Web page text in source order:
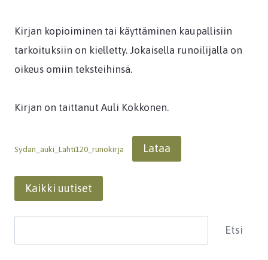
Kirjan kopioiminen tai käyttäminen kaupallisiin
tarkoituksiin on kielletty. Jokaisella runoilijalla on
oikeus omiin teksteihinsä.
Kirjan on taittanut Auli Kokkonen.
Sydan_auki_Lahti120_runokirja Lataa
Kaikki uutiset
Etsi